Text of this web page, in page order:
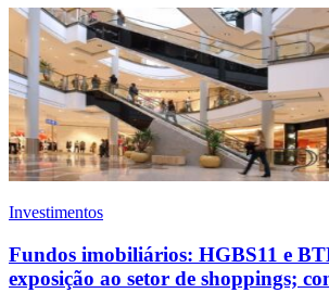
Investimentos
Fundos imobiliários: HGBS11 e
exposição ao setor de shoppings;